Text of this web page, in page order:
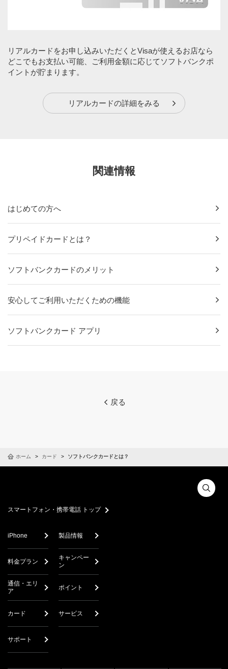
リアルカードをお申し込みいただくとVisaが使えるお店なら
どこでもお支払い可能、ご利用金額に応じてソフトバンクポ
イントが貯まります。
リアルカードの詳細をみる
関連情報
はじめての方へ
プリペイドカードとは？
ソフトバンクカードのメリット
安心してご利用いただくための機能
ソフトバンクカード アプリ
戻る
ホーム カード ソフトバンクカードとは？
スマートフォン・携帯電話 トップ
iPhone 製品情報
料金プラン
キャンペー
ン
通信・エリ
ア
ポイント
カード サービス
サポート